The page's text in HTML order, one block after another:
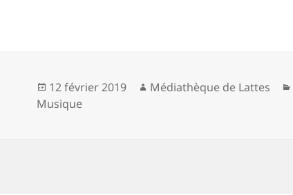
Publié
le
12 février 2019 Auteur
Médiathèque de Lattes
Musique